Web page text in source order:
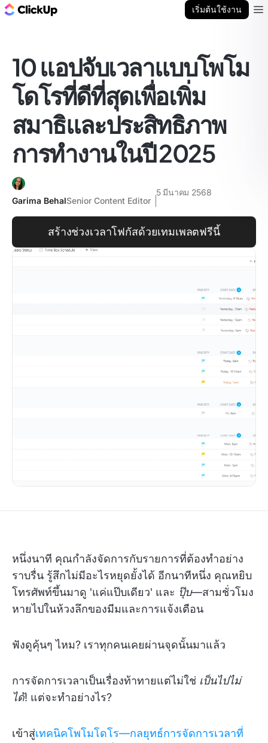
เริ่มต้นใช้งาน
10 แอปจับเวลาแบบโพโม
โดโรที่ดีที่สุดเพื่อเพิ่ม
สมาธิและประสิทธิภาพ
การทำงานในปี 2025
Garima BehalSenior Content Editor
5 มีนาคม 2568
สร้างช่วงเวลาโฟกัสด้วยเทมเพลตฟรีนี้
หนึ่งนาที คุณกำลังจัดการกับรายการที่ต้องทำอย่าง
ราบรื่น รู้สึกไม่มีอะไรหยุดยั้งได้ อีกนาทีหนึ่ง คุณหยิบ
โทรศัพท์ขึ้นมาดู 'แค่แป๊บเดียว' และ ปุ๊บ—สามชั่วโมง
หายไปในห้วงลึกของมีมและการแจ้งเตือน
ฟังดูคุ้นๆ ไหม? เราทุกคนเคยผ่านจุดนั้นมาแล้ว
การจัดการเวลาเป็นเรื่องท้าทายแต่ไม่ใช่ เป็นไปไม่
ได้! แต่จะทำอย่างไร?
เข้าสู่เทคนิคโพโมโดโร—กลยุทธ์การจัดการเวลาที่